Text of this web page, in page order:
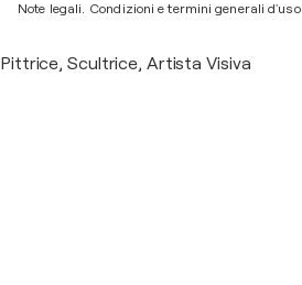
Note legali. Condizioni e termini generali d'uso
Pittrice, Scultrice, Artista Visiva